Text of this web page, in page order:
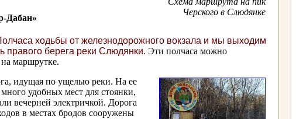
Черского в Слюдянке
Дабан»
ходьбы от железнодорожного вокзала и мы выходим
правого берега реки Слюдянки. Эти полчаса можно
маршрутке.
идущая по ущелью реки. На ее
удобных мест для стоянки,
вечерней электричкой. Дорога
в местах бродов сооружены